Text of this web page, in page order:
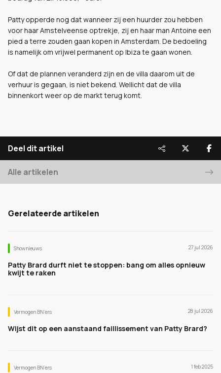
Patty opperde nog dat wanneer zij een huurder zou hebben
voor haar Amstelveense optrekje, zij en haar man Antoine een
pied a terre zouden gaan kopen in Amsterdam. De bedoeling
is namelijk om vrijwel permanent op Ibiza te gaan wonen.
Of dat de plannen veranderd zijn en de villa daarom uit de
verhuur is gegaan, is niet bekend. Wellicht dat de villa
binnenkort weer op de markt terug komt.
Deel dit artikel
Alle artikelen
Gerelateerde artikelen
Shownieuws 27 jul 2026
Patty Brard durft niet te stoppen: bang om alles opnieuw
kwijt te raken
Vermogen BN’ers 28 jul 2026
Wijst dit op een aanstaand faillissement van Patty Brard?
Vermogen BN’ers 1 feb 2025